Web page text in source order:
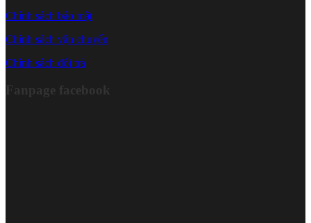
Chính sách bảo mật
Chính sách vận chuyển
Chính sách đổi trả
Fanpage facebook